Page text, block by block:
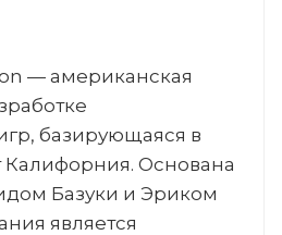
— американская
базирующаяся в
Калифорния. Основана
Базуки и Эриком
является